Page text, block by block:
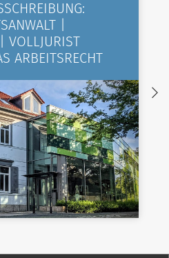
|
VOLLJURIST
ARBEITSRECHT